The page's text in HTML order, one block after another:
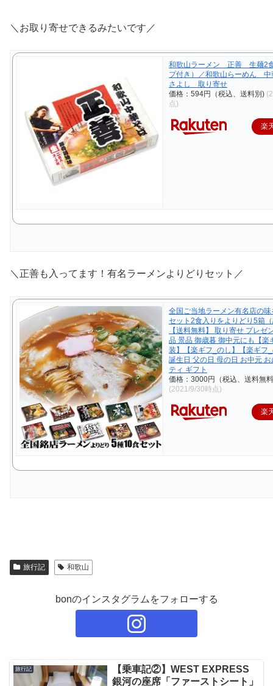
＼お取り寄せできるみたいです／
和歌山ラーメン 正善 生麺2
プ付き）／和歌山らーめん
さよし 取り寄せ
価格：594円（税込、送料別)
点)
楽
＼正善も入ってます！有名ラーメンよりどりセット／
全国ご当地ラーメン有名店の
セット2食入りをよりどり5箱
【送料無料】 取り寄せ プレゼ
品 景品 御歳暮 御中元にも【楽
装】【楽ギフ_のし】【楽ギフ
誕生日 父の日 母の日 お中元
ティ ギフト
価格：3000円（税込、送料無
(2021/9/30時点)
楽
旅行記 和歌山
bonのインスタグラムをフォローする
旅行記
【乗車記②】WEST EXPRESS
銀河の座席「ファーストシート」